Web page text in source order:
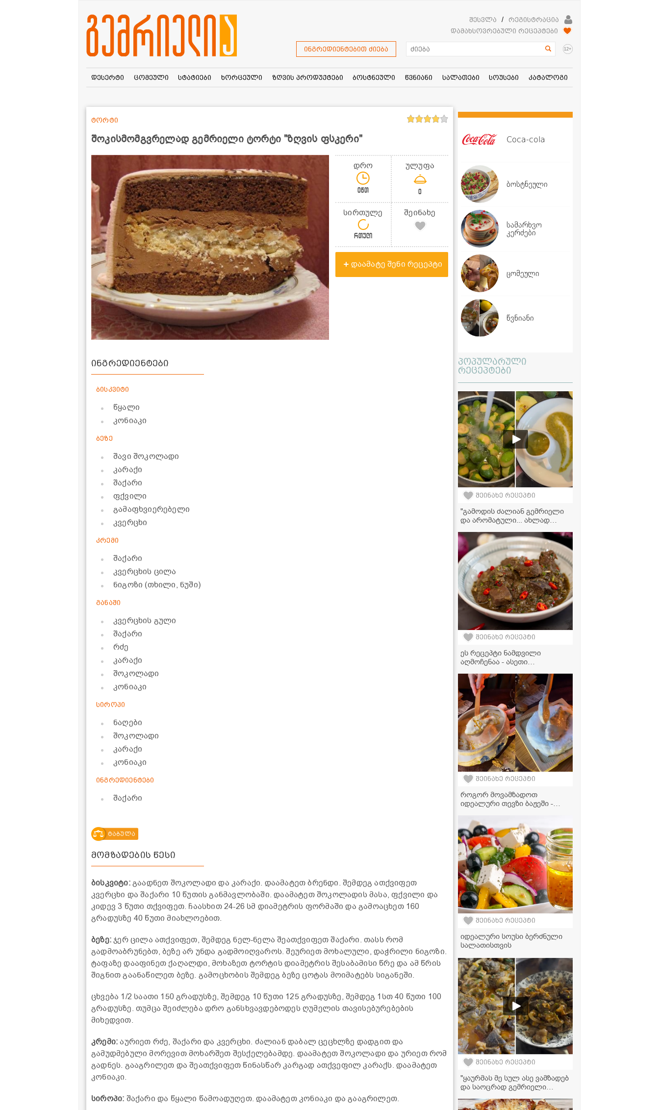
შესვლა /
რეგისტრაცია
დამახსოვრებული რეცეპტები
ინგრედიენტებით ძიება 12+
დესერტი ცომეული სტატიები ხორცეული ზღვის პროდუქტები ბოსტნეული წვნიანი სალათები სოუსები კატალოგი
შოკისმომგვრელად გემრიელი ტორტი "ზღვის ფსკერი"
ტორტი
დრო
0წთ
ულუფა
0
სირთულე
რთული
შეინახე
დაამატე შენი რეცეპტი
ინგრედიენტები
ბისკვიტი
წყალი
კონიაკი
ბეზე
შავი შოკოლადი
კარაქი
შაქარი
ფქვილი
გამაფხვიერებელი
კვერცხი
კრემი
შაქარი
კვერცხის ცილა
ნიგოზი (თხილი, ნუში)
განაში
კვერცხის გული
შაქარი
რძე
კარაქი
შოკოლადი
კონიაკი
სიროპი
ნაღები
შოკოლადი
კარაქი
კონიაკი
ინგრედიენტები
შაქარი
ტაბულა
მომზადების წესი
ბისკვიტი:გაადნეთ შოკოლადი და კარაქი. დაამატეთ ბრენდი. შემდეგ ათქვიფეთ
კვერცხი და შაქარი 10 წუთის განმავლობაში. დაამატეთ შოკოლადის მასა, ფქვილი და
კიდევ 3 წუთი თქვიფეთ. ჩაასხით 24-26 სმ დიამეტრის ფორმაში და გამოაცხეთ 160
გრადუსზე 40 წუთი მიახლოებით.
ბეზე:ჯერ ცილა ათქვიფეთ, შემდეგ ნელ-ნელა შეათქვიფეთ შაქარი. თასს რომ
გადმოაბრუნებთ, ბეზე არ უნდა გადმოიღვაროს. შეურიეთ მოხალული, დაჭრილი ნიგოზი.
ტაფაზე დააფინეთ ქაღალდი, მოხაზეთ ტორტის დიამეტრის შესაბამისი წრე და ამ წრის
შიგნით გაანაწილეთ ბეზე. გამოცხობის შემდეგ ბეზე ცოტას მოიმატებს სიგანეში.
ცხვება 1/2 საათი 150 გრადუსზე, შემდეგ 10 წუთი 125 გრადუსზე, შემდეგ 1სთ 40 წუთი 100
გრადუსზე. თუმცა შეიძლება დრო განსხვავდებოდეს ღუმელის თავისებურებების
მიხედვით.
კრემი:აურიეთ რძე, შაქარი და კვერცხი. ძალიან დაბალ ცეცხლზე დადგით და
გამუდმებული მორევით მოხარშეთ შესქელებამდე. დაამატეთ შოკოლადი და ურიეთ რომ
გადნეს. გააგრილეთ და შეათქვიფეთ წინასწარ კარგად ათქვეფილ კარაქს. დაამატეთ
კონიაკი.
სიროპი: შაქარი და წყალი წამოადუღეთ. დაამატეთ კონიაკი და გააგრილეთ.
Coca-cola
ბოსტნეული
სამარხვო
კერძები
ცომეული
წვნიანი
პოპულარული
რეცეპტები
შეინახე რეცეპტი
"გამოდის ძალიან გემრიელი
და არომატული... ახლად
მოგაგონებთ" - ფეიხოას
საწებლის ვიდეორეცეპტი
შეინახე რეცეპტი
ეს რეცეპტი ნამდვილი
აღმოჩენაა - ასეთი
ყაურმა ჯერ გასინჯული არ
გექნებათ!
შეინახე რეცეპტი
როგორ მოვამზადოთ
იდეალური თევზი ბაჟეში -
შეინახე რეცეპტი
იდეალური სოუსი ბერძნული
სალათისთვის
შეინახე რეცეპტი
"ყაურმას მე სულ ასე ვამზადებ
და საოცრად გემრიელი
ვიდეორეცეპტი